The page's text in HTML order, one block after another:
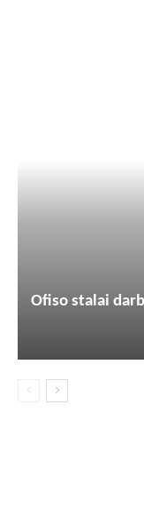
Ofiso stalai